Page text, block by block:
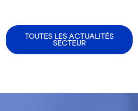
TOUTES LES ACTUALITÉS
SECTEUR